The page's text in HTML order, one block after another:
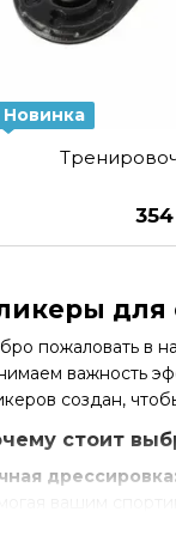
для
пожаловать в
важность
создан,
стоит
дрессировка:
Новинка